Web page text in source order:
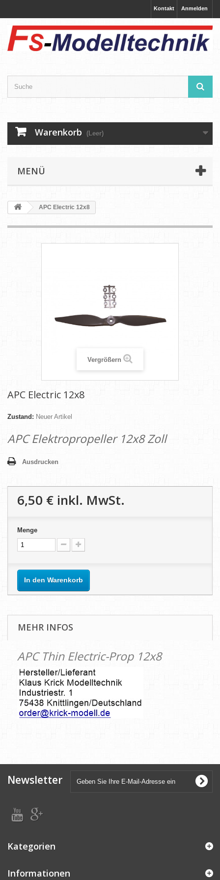
Anmelden
Kontakt
Warenkorb (Leer)
MENÜ
APC Electric 12x8
Vergrößern
APC Electric 12x8
Zustand: Neuer Artikel
APC Elektropropeller 12x8 Zoll
Ausdrucken
6,50 € inkl. MwSt.
Menge
In den Warenkorb
MEHR INFOS
APC Thin Electric-Prop 12x8
Newsletter
Kategorien
Informationen